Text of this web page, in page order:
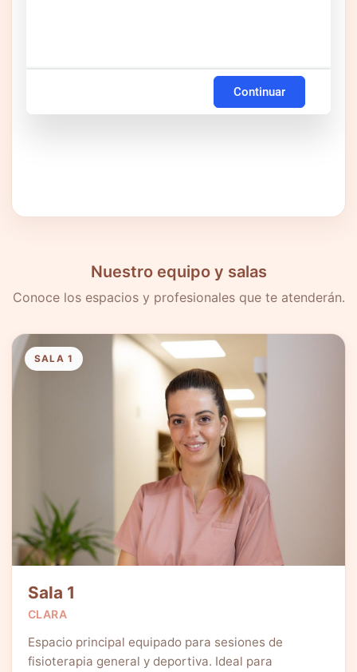
Continuar
Nuestro equipo y salas
Conoce los espacios y profesionales que te atenderán.
SALA 1
Sala 1
CLARA
Espacio principal equipado para sesiones de
fisioterapia general y deportiva. Ideal para